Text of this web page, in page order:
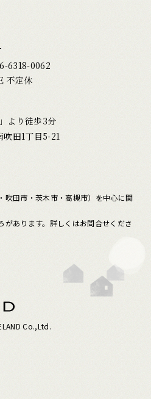
6318-0062
不定休
より徒歩3分
田1丁目5-21
吹田市・茨木市・高槻市）を中心に関
あります。詳しくはお問合せくださ
Co.,Ltd.